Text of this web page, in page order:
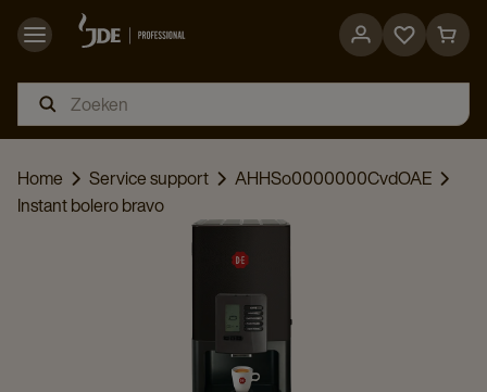
Go
page
Go
page
Home Service support
AHHSo0000000CvdOAE
Instant bolero bravo